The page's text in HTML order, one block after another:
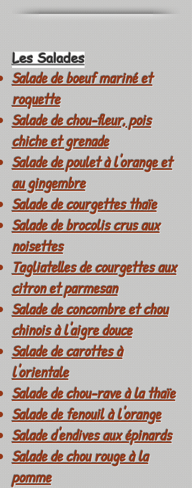
Les Salades
Salade de boeuf mariné et
roquette
Salade de chou-fleur, pois
chiche et grenade
Salade de poulet à l'orange et
au gingembre
Salade de courgettes thaïe
Salade de brocolis crus aux
noisettes
Tagliatelles de courgettes aux
citron et parmesan
Salade de concombre et chou
chinois à l'aigre douce
Salade de carottes à
l'orientale
Salade de chou-rave à la thaïe
Salade de fenouil à l'orange
Salade d'endives aux épinards
Salade de chou rouge à la
pomme